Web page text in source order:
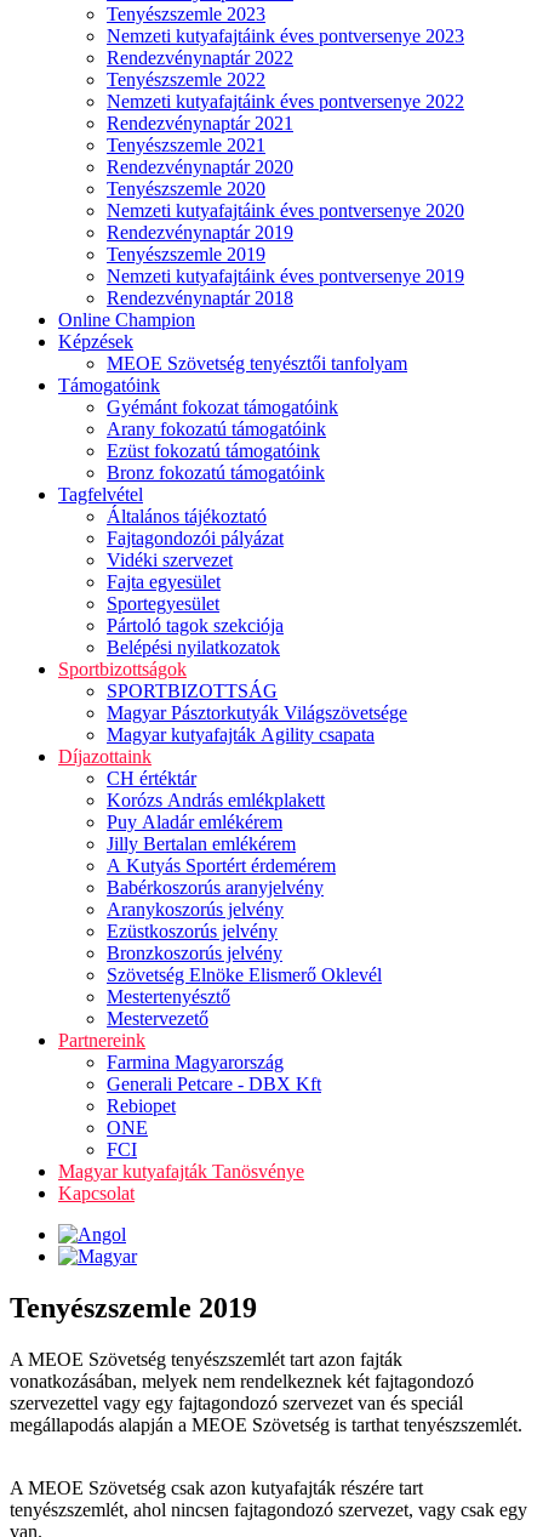
Tenyészszemle 2023
Nemzeti kutyafajtáink éves pontversenye 2023
Rendezvénynaptár 2022
Tenyészszemle 2022
Nemzeti kutyafajtáink éves pontversenye 2022
Rendezvénynaptár 2021
Tenyészszemle 2021
Rendezvénynaptár 2020
Tenyészszemle 2020
Nemzeti kutyafajtáink éves pontversenye 2020
Rendezvénynaptár 2019
Tenyészszemle 2019
Nemzeti kutyafajtáink éves pontversenye 2019
Rendezvénynaptár 2018
Online Champion
Képzések
MEOE Szövetség tenyésztői tanfolyam
Támogatóink
Gyémánt fokozat támogatóink
Arany fokozatú támogatóink
Ezüst fokozatú támogatóink
Bronz fokozatú támogatóink
Tagfelvétel
Általános tájékoztató
Fajtagondozói pályázat
Vidéki szervezet
Fajta egyesület
Sportegyesület
Pártoló tagok szekciója
Belépési nyilatkozatok
Sportbizottságok
SPORTBIZOTTSÁG
Magyar Pásztorkutyák Világszövetsége
Magyar kutyafajták Agility csapata
Díjazottaink
CH értéktár
Korózs András emlékplakett
Puy Aladár emlékérem
Jilly Bertalan emlékérem
A Kutyás Sportért érdemérem
Babérkoszorús aranyjelvény
Aranykoszorús jelvény
Ezüstkoszorús jelvény
Bronzkoszorús jelvény
Szövetség Elnöke Elismerő Oklevél
Mestertenyésztő
Mestervezető
Partnereink
Farmina Magyarország
Generali Petcare - DBX Kft
Rebiopet
ONE
FCI
Magyar kutyafajták Tanösvénye
Kapcsolat
Tenyészszemle 2019
A MEOE Szövetség tenyészszemlét tart azon fajták
vonatkozásában, melyek nem rendelkeznek két fajtagondozó
szervezettel vagy egy fajtagondozó szervezet van és speciál
megállapodás alapján a MEOE Szövetség is tarthat tenyészszemlét.
A MEOE Szövetség csak azon kutyafajták részére tart
tenyészszemlét, ahol nincsen fajtagondozó szervezet, vagy csak egy
van.